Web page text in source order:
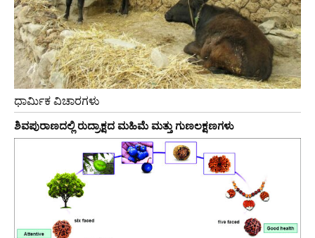
ಧಾರ್ಮಿಕ ವಿಚಾರಗಳು
ಶಿವಪುರಾಣದಲ್ಲಿ ರುದ್ರಾಕ್ಷದ ಮಹಿಮೆ ಮತ್ತು ಗುಣಲಕ್ಷಣಗಳು